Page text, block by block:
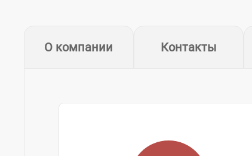
О компании Контакты